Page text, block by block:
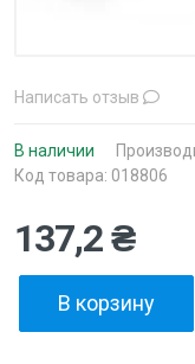
Написать отзыв
В наличии
Код товара: 018806
137,2 ₴
В корзину